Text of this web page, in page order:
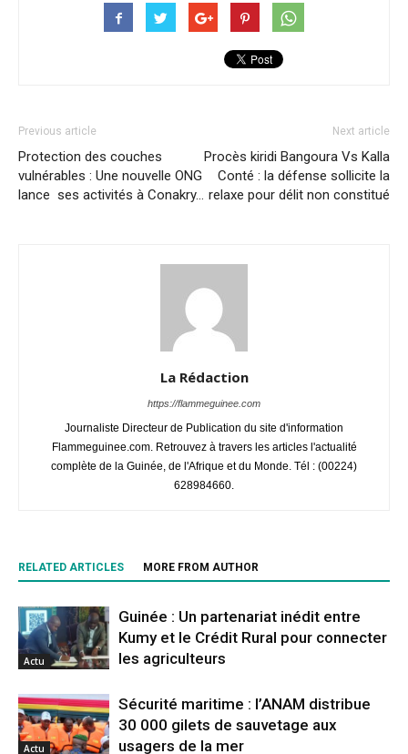
Previous article
Protection des couches
vulnérables : Une nouvelle ONG
lance ses activités à Conakry…
Next article
Procès kiridi Bangoura Vs Kalla
Conté : la défense sollicite la
relaxe pour délit non constitué
La Rédaction
https://flammeguinee.com
Journaliste Directeur de Publication du site d'information
Flammeguinee.com. Retrouvez à travers les articles l'actualité
complète de la Guinée, de l'Afrique et du Monde. Tél : (00224)
628984660.
RELATED ARTICLES MORE FROM AUTHOR
Actu
Guinée : Un partenariat inédit entre
Kumy et le Crédit Rural pour connecter
les agriculteurs
Actu
Sécurité maritime : l’ANAM distribue
30 000 gilets de sauvetage aux
usagers de la mer